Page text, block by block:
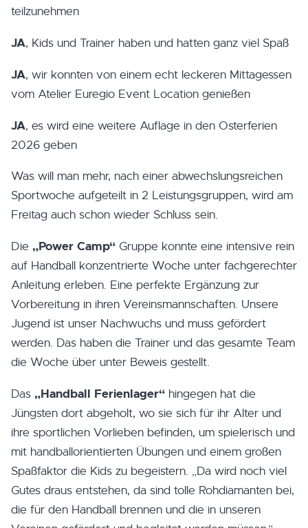
teilzunehmen
JA, Kids und Trainer haben und hatten ganz viel Spaß
JA, wir konnten von einem echt leckeren Mittagessen
vom Atelier Euregio Event Location genießen
JA, es wird eine weitere Auflage in den Osterferien
2026 geben
Was will man mehr, nach einer abwechslungsreichen
Sportwoche aufgeteilt in 2 Leistungsgruppen, wird am
Freitag auch schon wieder Schluss sein.
Die „Power Camp“ Gruppe konnte eine intensive rein
auf Handball konzentrierte Woche unter fachgerechter
Anleitung erleben. Eine perfekte Ergänzung zur
Vorbereitung in ihren Vereinsmannschaften. Unsere
Jugend ist unser Nachwuchs und muss gefördert
werden. Das haben die Trainer und das gesamte Team
die Woche über unter Beweis gestellt.
Das „Handball Ferienlager“ hingegen hat die
Jüngsten dort abgeholt, wo sie sich für ihr Alter und
ihre sportlichen Vorlieben befinden, um spielerisch und
mit handballorientierten Übungen und einem großen
Spaßfaktor die Kids zu begeistern. „Da wird noch viel
Gutes draus entstehen, da sind tolle Rohdiamanten bei,
die für den Handball brennen und die in unseren